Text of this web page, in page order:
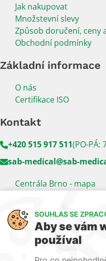
Jak nakupovat
Množstevní slevy
Způsob doručení, ceny
Obchodní podmínky
Základní informace
O nás
Certifikace ISO
Kontakt
+420 515 917 511(PO-PÁ:
sab-medical@sab-
Centrála Brno - mapa
Sledujte nás
LinkedIn Facebook
SOUHLAS SE
Aby se vám
používal